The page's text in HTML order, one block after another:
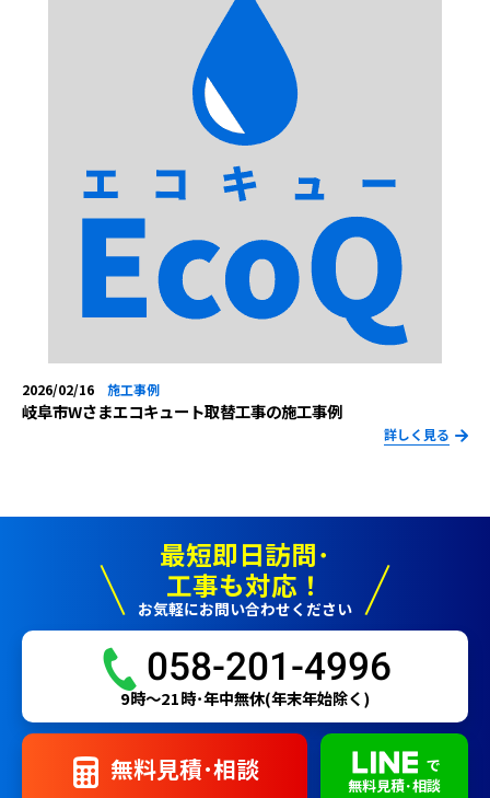
2026/02/16 施工事例
岐阜市Wさまエコキュート取替工事の施工事例
詳しく見る
最短即日訪問･
工事も対応！
お気軽にお問い合わせください
058-201-4996
9時〜21時･年中無休(年末年始除く)
無料見積･相談
で
無料見積･相談